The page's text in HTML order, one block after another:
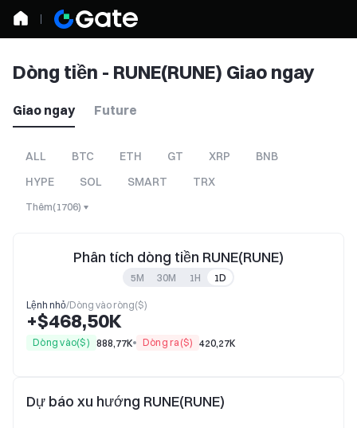
Dòng tiền - RUNE(RUNE) Giao ngay
Giao ngay Future
ALL BTC ETH GT XRP
BNB
HYPE
SOL SMART TRX
Thêm(1706)
Phân tích dòng tiền RUNE(RUNE)
5M 30M 1H 1D
Lệnh nhỏ/Dòng vào ròng($)
+$468,50K
Dòng vào($) 888,77K Dòng ra($) 420,27K
Dự báo xu hướng RUNE(RUNE)